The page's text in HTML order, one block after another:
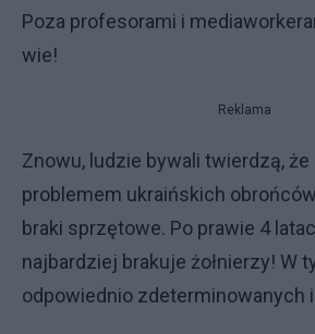
Poza profesorami i
wie!
Reklama
Znowu, ludzie bywali twierdzą,
problemem ukraińskich
braki sprzętowe. Po prawie 4
najbardziej brakuje żołnierzy! W
odpowiednio zdeterminowanych